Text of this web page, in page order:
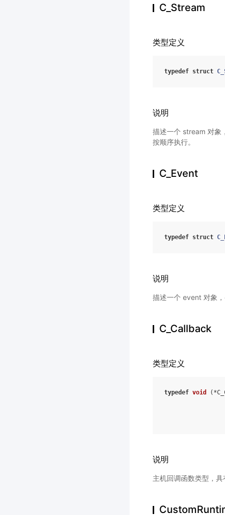
C_Stream
类型定义
typedef struct
说明
描述一个 stream 对象
按顺序执行。
C_Event
类型定义
typedef struct
说明
描述一个 event 对象
C_Callback
类型定义
typedef void ( *
说明
主机回调函数类型，